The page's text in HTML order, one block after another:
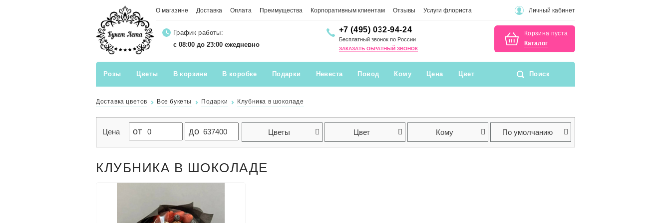
О магазине Доставка Оплата Преимущества Корпоративным клиентам Отзывы Услуги флориста Личный кабинет
График работы:
с 08:00 до 23:00 ежедневно
+7 (495) 032-94-24
Бесплатный звонок по России
ЗАКАЗАТЬ ОБРАТНЫЙ ЗВОНОК
Корзина пуста
Каталог
Розы Цветы В корзине В коробке Подарки Невеста Повод Кому Цена Цвет Поиск
Доставка цветов Все букеты Подарки Клубника в шоколаде
Цена от до Цветы Цвет Кому По умолчанию
КЛУБНИКА В ШОКОЛАДЕ